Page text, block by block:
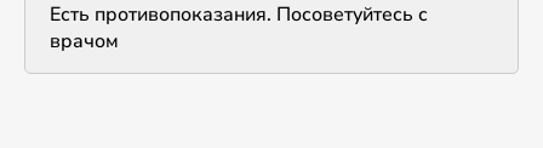
Есть противопоказания. Посоветуйтесь с
врачом